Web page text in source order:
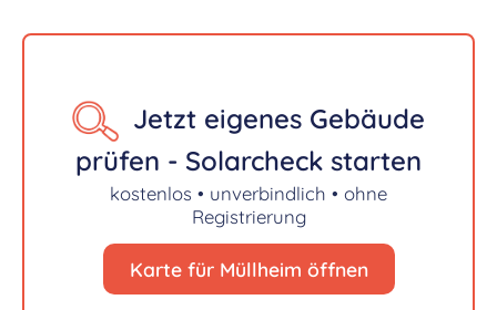
Jetzt eigenes Gebäude
prüfen - Solarcheck starten
kostenlos • unverbindlich • ohne
Registrierung
Karte für Müllheim öffnen